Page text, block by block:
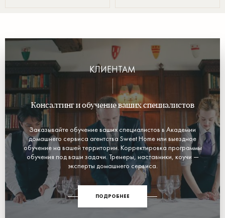
КЛИЕНТАМ
Консалтинг и обучение ваших специалистов
Заказывайте обучение ваших специалистов в Академии
домашнего сервиса агентства Sweet Home или выездное
обучение на вашей территории. Корректировка программы
обучения под ваши задачи. Тренеры, наставники, коучи —
эксперты домашнего сервиса.
ПОДРОБНЕЕ